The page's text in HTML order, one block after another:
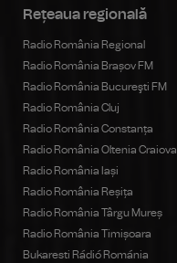
Rețeaua regională
Radio România Regional
Radio România Brașov FM
Radio România Bucureşti FM
Radio România Cluj
Radio România Constanța
Radio România Oltenia Craiova
Radio România Iași
Radio România Reșița
Radio România Târgu Mureș
Radio România Timișoara
Bukaresti Rádió Románia